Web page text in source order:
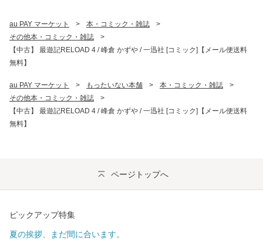
au PAY マーケット > 本・コミック・雑誌
>
その他本・コミック・雑誌
>
【中古】 最遊記RELOAD 4 / 峰倉 かずや / 一迅社 [コミック]【メール便送料
無料】
au PAY マーケット > もったいない本舗 > 本・コミック・雑誌
>
その他本・コミック・雑誌
>
【中古】 最遊記RELOAD 4 / 峰倉 かずや / 一迅社 [コミック]【メール便送料
無料】
ページトップへ
ピックアップ特集
夏の挨拶、まだ間に合います。